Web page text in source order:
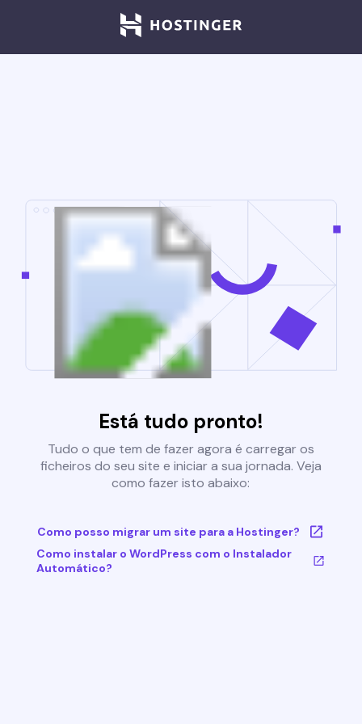
Está tudo pronto!
Tudo o que tem de fazer agora é carregar os
ficheiros do seu site e iniciar a sua jornada. Veja
como fazer isto abaixo:
Como posso migrar um site para a Hostinger?
Como instalar o WordPress com o Instalador
Automático?